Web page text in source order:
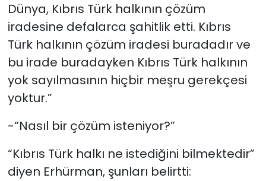
Dünya, Kıbrıs Türk halkının çözüm
iradesine defalarca şahitlik etti. Kıbrıs
Türk halkının çözüm iradesi buradadır ve
bu irade buradayken Kıbrıs Türk halkının
yok sayılmasının hiçbir meşru gerekçesi
yoktur.”
-“Nasıl bir çözüm isteniyor?”
“Kıbrıs Türk halkı ne istediğini bilmektedir”
diyen Erhürman, şunları belirtti: